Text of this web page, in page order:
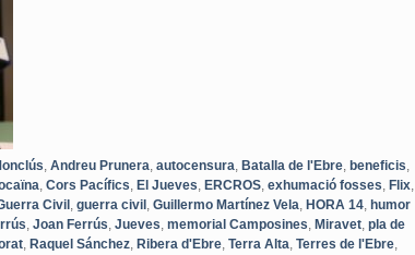
, Andreu Prunera, autocensura, Batalla de l'Ebre, beneficis,
, Cors Pacífics, El Jueves, ERCROS, exhumació fosses, Flix,
Civil , guerra civil , Guillermo Martínez Vela, HORA 14, humor
, Joan Ferrús, Jueves, memorial Camposines, Miravet, pla de
, Raquel Sánchez, Ribera d'Ebre, Terra Alta, Terres de l'Ebre,